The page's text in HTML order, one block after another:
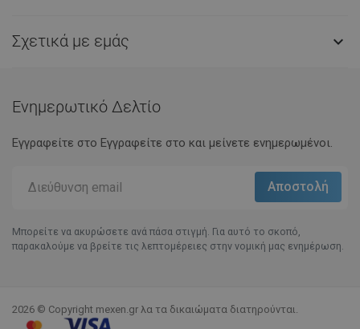
Σχετικά με εμάς 
Ενημερωτικό Δελτίο
Εγγραφείτε στο Eγγραφείτε στο και μείνετε ενημερωμένοι.
Μπορείτε να ακυρώσετε ανά πάσα στιγμή. Για αυτό το σκοπό,
παρακαλούμε να βρείτε τις λεπτομέρειες στην νομική μας ενημέρωση.
2026 © Copyright mexen.gr λα τα δικαιώματα διατηρούνται.